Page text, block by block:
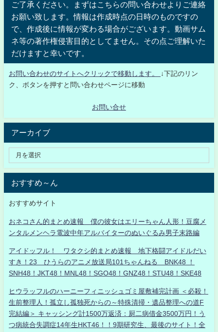
ご了承ください。まずはこちらの問い合わせよりご連絡
お願い致します。情報は作成時点の日時のものですの
で、作成後に情報が変わる場合がございます。動画サム
ネ等の著作権侵害目的としてません。その点ご理解いた
だけますと幸いです。
お問い合わせのサイトへクリックで移動します。
↓下記のリン
ク、ボタンを押すと問い合わせページに移動
お問い合せ
アーカイブ
おすすめ～ん
おすすめサイト
おネコさん的まとめ速報 僕の彼女はエリーちゃん人形！豆腐メ
ンタルメンヘラ電波中年アルバイターのぬいぐるみ男子末路編
アイドッフル！ ワタクシ的まとめ速報 地下格闘アイドルだい
すき！23 ひうらのアニメ放送局101ちゃんねる BNK48 ！
SNH48！JKT48！MNL48！SGO48！GNZ48！STU48！SKE48
ヒウラッフルのハーニーフィニッシュゴミ屋敷補完計画 ＜必殺！
生前整理人！孤立し孤独死からの～特殊清掃・遺品整理への道F
完結編＞ キャッシング計1500万返済：厨二病借金3500万円！う
つ病統合失調症14年生HKT46！！9期研究生、最後のサイト！全